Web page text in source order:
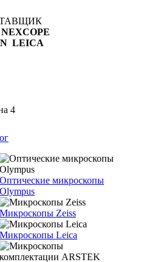
LEICA
4
Оптические микроскопы
Olympus
Микроскопы Zeiss
Микроскопы Leica